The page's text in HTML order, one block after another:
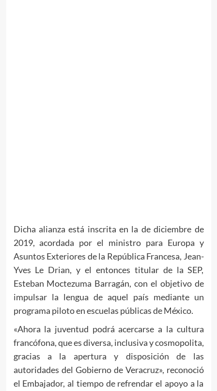
Dicha alianza está inscrita en la de diciembre de
2019, acordada por el ministro para Europa y
Asuntos Exteriores de la República Francesa, Jean-
Yves Le Drian, y el entonces titular de la SEP,
Esteban Moctezuma Barragán, con el objetivo de
impulsar la lengua de aquel país mediante un
programa piloto en escuelas públicas de México.
«Ahora la juventud podrá acercarse a la cultura
francófona, que es diversa, inclusiva y cosmopolita,
gracias a la apertura y disposición de las
autoridades del Gobierno de Veracruz», reconoció
el Embajador, al tiempo de refrendar el apoyo a la